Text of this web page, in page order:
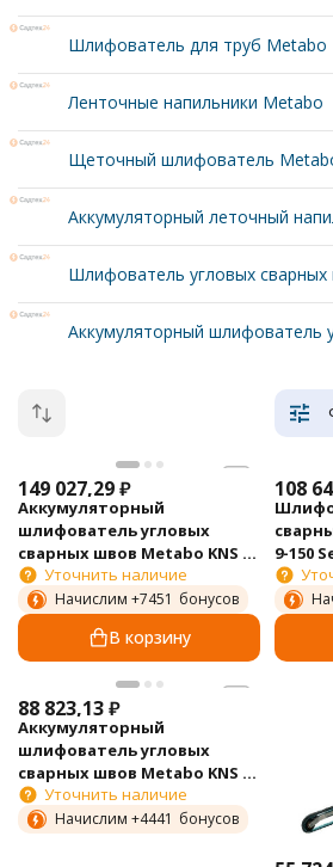
Шлифователь для труб Metabo
Ленточные напильники Metabo
Щеточный шлифователь
Аккумуляторный леточный
Шлифователь угловых
149 027,29₽
Аккумуляторный
шлифователь угловых
сварных швов Metabo KNS 18
LTX 150 600191880
Уточнить наличие
Начислим +7451 бонусов
В корзину
108
9-150
88 823,13₽
Аккумуляторный
шлифователь угловых
сварных швов Metabo KNS 18
LTX 150 600191850
Уточнить наличие
Начислим +4441 бонусов